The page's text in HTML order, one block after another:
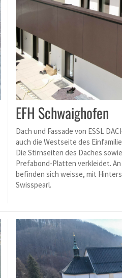
EFH Schwaighofen
Dach und Fassade von ESSL
auch die Westseite des
Die Stirnseiten des Daches
Prefabond-Platten verkleidet.
befinden sich weisse, mit
Swisspearl.